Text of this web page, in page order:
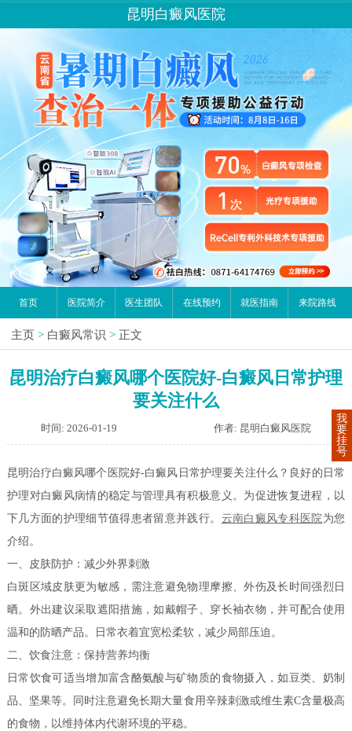
昆明白癜风医院
首页 医院简介 医生团队 在线预约 就医指南 来院路线
主页 > 白癜风常识 > 正文
昆明治疗白癜风哪个医院好-白癜风日常护理
要关注什么
时间: 2026-01-19 作者: 昆明白癜风医院
昆明治疗白癜风哪个医院好-白癜风日常护理要关注什么？良好的日常
护理对白癜风病情的稳定与管理具有积极意义。为促进恢复进程，以
下几方面的护理细节值得患者留意并践行。 云南白癜风专科医院为您
介绍。
一、皮肤防护：减少外界刺激
白斑区域皮肤更为敏感，需注意避免物理摩擦、外伤及长时间强烈日
晒。外出建议采取遮阳措施，如戴帽子、穿长袖衣物，并可配合使用
温和的防晒产品。日常衣着宜宽松柔软，减少局部压迫。
二、饮食注意：保持营养均衡
日常饮食可适当增加富含酪氨酸与矿物质的食物摄入，如豆类、奶制
品、坚果等。同时注意避免长期大量食用辛辣刺激或维生素C含量极高
的食物，以维持体内代谢环境的平稳。
我
要
挂
号